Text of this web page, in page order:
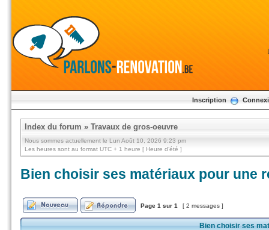
Inscription
Index du forum » Travaux de gros-oeuvre
Nous sommes actuellement le Lun Août 10, 2026 9:23 pm
Les heures sont au format UTC + 1 heure [ Heure d’été ]
Bien choisir ses matériaux pour une
Page 1 sur 1 [ 2 messages ]
Bien choisir ses